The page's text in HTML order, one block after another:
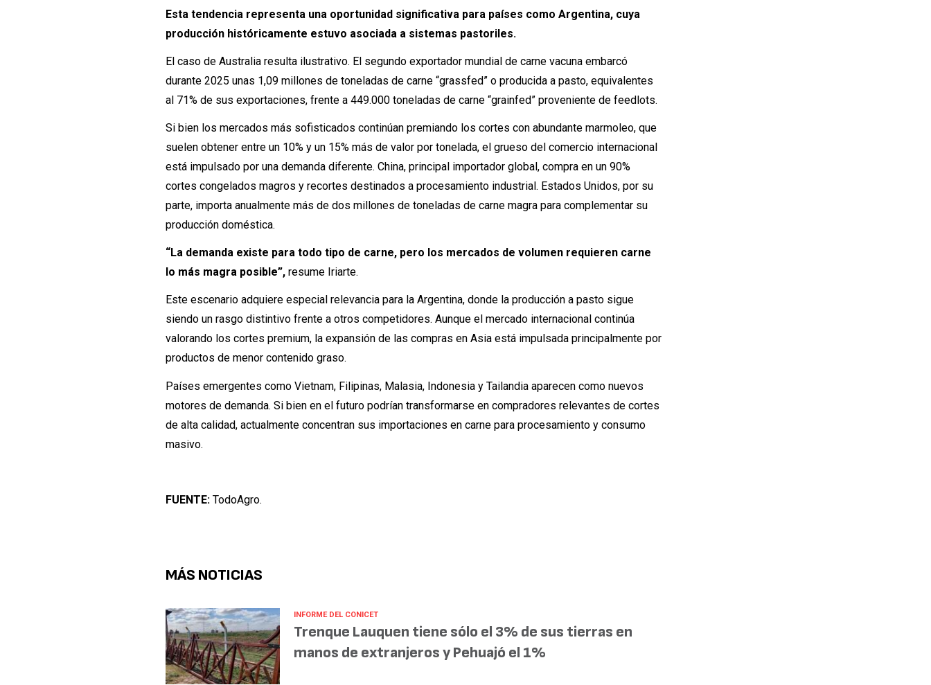
Esta tendencia representa una oportunidad significativa para países como Argentina, cuya
producción históricamente estuvo asociada a sistemas pastoriles.
El caso de Australia resulta ilustrativo. El segundo exportador mundial de carne vacuna embarcó
durante 2025 unas 1,09 millones de toneladas de carne “grassfed” o producida a pasto, equivalentes
al 71% de sus exportaciones, frente a 449.000 toneladas de carne “grainfed” proveniente de feedlots.
Si bien los mercados más sofisticados continúan premiando los cortes con abundante marmoleo, que
suelen obtener entre un 10% y un 15% más de valor por tonelada, el grueso del comercio internacional
está impulsado por una demanda diferente. China, principal importador global, compra en un 90%
cortes congelados magros y recortes destinados a procesamiento industrial. Estados Unidos, por su
parte, importa anualmente más de dos millones de toneladas de carne magra para complementar su
producción doméstica.
“La demanda existe para todo tipo de carne, pero los mercados de volumen requieren carne
lo más magra posible”, resume Iriarte.
Este escenario adquiere especial relevancia para la Argentina, donde la producción a pasto sigue
siendo un rasgo distintivo frente a otros competidores. Aunque el mercado internacional continúa
valorando los cortes premium, la expansión de las compras en Asia está impulsada principalmente por
productos de menor contenido graso.
Países emergentes como Vietnam, Filipinas, Malasia, Indonesia y Tailandia aparecen como nuevos
motores de demanda. Si bien en el futuro podrían transformarse en compradores relevantes de cortes
de alta calidad, actualmente concentran sus importaciones en carne para procesamiento y consumo
masivo.
FUENTE:TodoAgro.
MÁS NOTICIAS
INFORME DEL CONICET
Trenque Lauquen tiene sólo el 3% de sus tierras en
manos de extranjeros y Pehuajó el 1%